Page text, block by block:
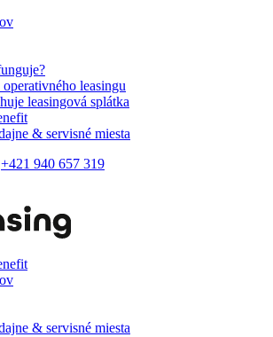
leasingu
leasingová splátka
& servisné miesta
+421 940 657 319
& servisné miesta